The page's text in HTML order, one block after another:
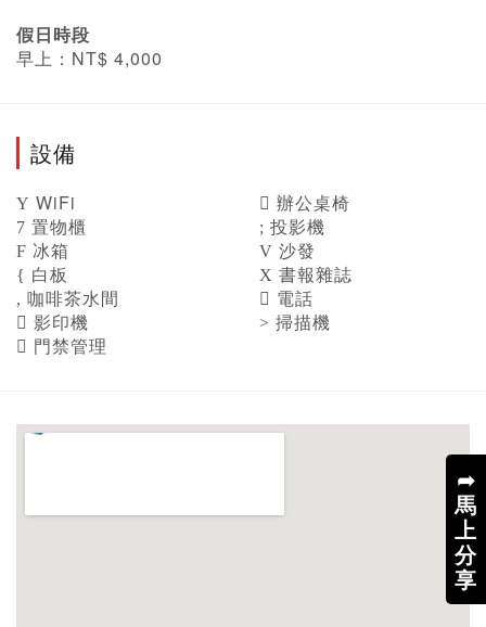
➦
馬
上
分
享
假日時段
早上：NT$ 4,000
設備
WiFi
辦公桌椅
置物櫃
投影機
冰箱
沙發
白板
書報雜誌
咖啡茶水間
電話
影印機
掃描機
門禁管理